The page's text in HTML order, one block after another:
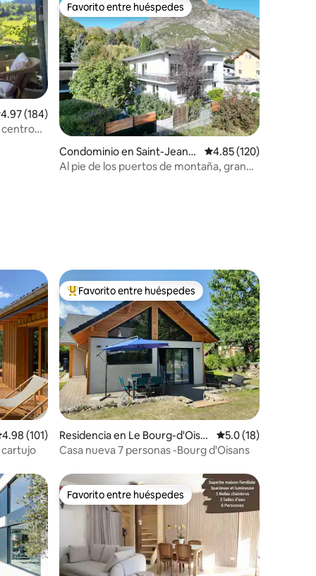
promedio: 4.97 de 5; 184 evaluaciones
4.97 (184)
centro
Favorito entre huéspedes
Favorito entre huéspedes
Condominio en Saint-Jean-d
e-Maurienne
Calificación promedio:
4.85 (120)
Al pie de los puertos de montaña, gran
promedio: 4.98 de 5; 101 evaluaciones
4.98 (101)
cartujo
De los mejores en Favorito entre huéspedes
Favorito entre huéspedes
Residencia en Le Bourg-d'Oisa
ns
Calificación
5.0 (18)
Casa nueva 7 personas -Bourg d'Oisans
Favorito entre huéspedes
Favorito entre huéspedes